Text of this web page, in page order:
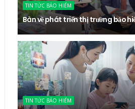
TIN TỨC BẢO HIỂM
Bàn về phát triển thị trường bảo
TIN TỨC BẢO HIỂM